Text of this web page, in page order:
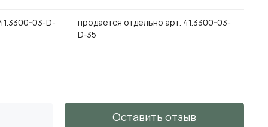
03-D-
продается отдельно арт. 41.3300-03-
D-35
Оставить отзыв